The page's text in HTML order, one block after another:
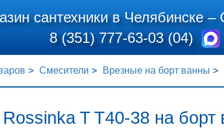
сантехники в Челябинске –
8 (351) 777-63-03 (04)
Смесители Врезные на борт ванны
T T40-38 на борт